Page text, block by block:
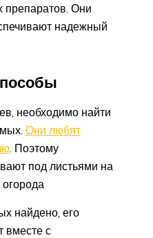
Они
надежный
необходимо найти
Они любят
. Поэтому
под листьями на
найдено, его
вместе с